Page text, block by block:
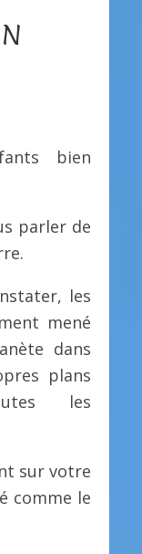
bien
parler de
les
mené
dans
plans
les
sur votre
comme le